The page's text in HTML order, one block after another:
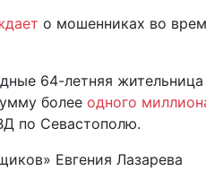
о мошенниках во
64-летняя жительница
более одного
по Севастополю.
Евгения Лазарева